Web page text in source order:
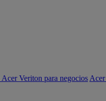
Veriton para negocios